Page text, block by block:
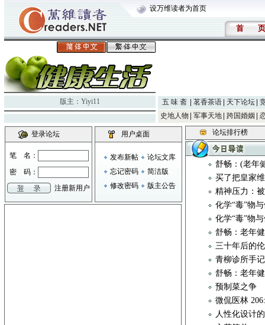
设万维读者为首页
首 页
版主： Yiyi11 五 味 斋 茗香茶语 天下论坛
史地人物
军事天地 跨国婚姻
登录论坛
笔 名：
密 码：
注册新用户
用户桌面
发布新帖
论坛文库
忘记密码
简洁版
修改密码
版主公告
论坛排行榜
舒畅：(老年
买了把皇家
精神压力：
化学“毒”物
化学“毒”物
舒畅：老年
三十年后的
青柳诊所手
舒畅：老年
预制菜之争
微侃医林
人性化设计